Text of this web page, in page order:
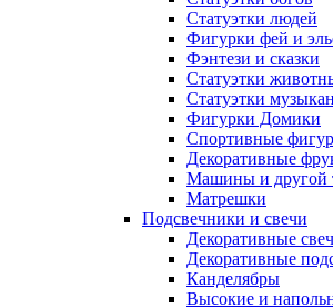
Статуэтки людей
Фигурки фей и
Фэнтези и сказки
Статуэтки
Статуэтки
Фигурки Домики
Спортивные
Декоративные
Машины и другой
Матрешки
Подсвечники и свечи
Декоративные
Декоративные
Канделябры
Высокие и